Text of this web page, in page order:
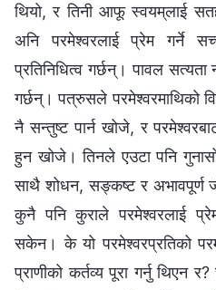
थियो, र तिनी आफू स्वयम्‌लाई
अनि परमेश्‍वरलाई प्रेम गर्ने
प्रतिनिधित्व गर्छन्। पावल
गर्छन्। पत्रुसले परमेश्‍वरमाथिको
नै सन्तुष्ट पार्न खोजे, र
हुन खोजे। तिनले एउटा पनि
साथै शोधन, सङ्कष्ट र अभावपूर्ण
कुनै पनि कुराले परमेश्‍वरलाई
सकेन। के यो परमेश्‍वरप्रतिको
प्राणीको कर्तव्य पूरा गर्नु थिएन